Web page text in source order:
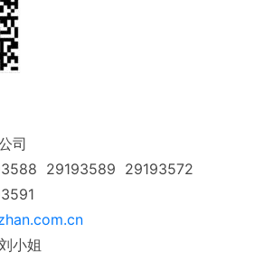
司
29193589 29193572
小姐